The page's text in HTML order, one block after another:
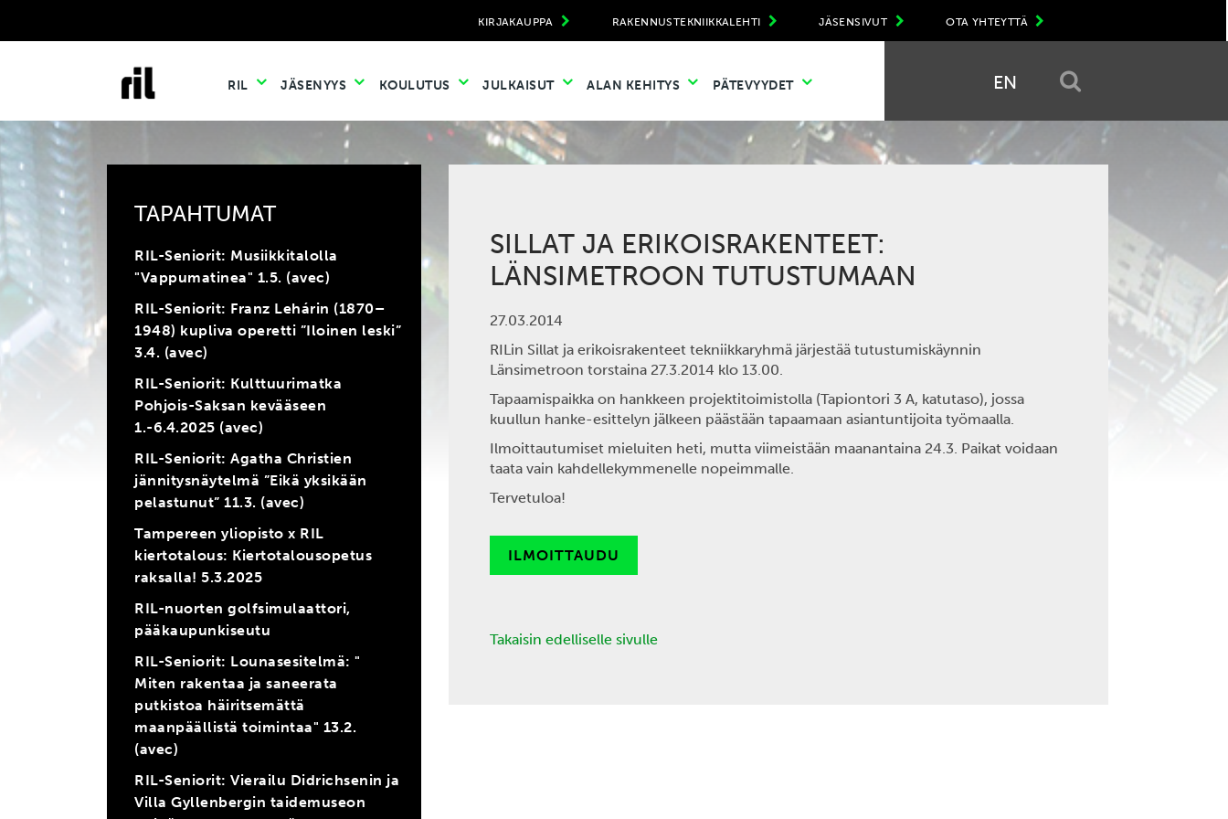
OTA YHTEYTTÄ
JÄSENSIVUT
RAKENNUSTEKNIIKKALEHTI
KIRJAKAUPPA
RIL JÄSENYYS KOULUTUS JULKAISUT ALAN KEHITYS PÄTEVYYDET EN
TAPAHTUMAT
RIL-Seniorit: Musiikkitalolla
"Vappumatinea" 1.5. (avec)
RIL-Seniorit: Franz Lehárin (1870–
1948) kupliva operetti ”Iloinen leski”
3.4. (avec)
RIL-Seniorit: Kulttuurimatka
Pohjois-Saksan kevääseen
1.-6.4.2025 (avec)
RIL-Seniorit: Agatha Christien
jännitysnäytelmä ”Eikä yksikään
pelastunut” 11.3. (avec)
Tampereen yliopisto x RIL
kiertotalous: Kiertotalousopetus
raksalla! 5.3.2025
RIL-nuorten golfsimulaattori,
pääkaupunkiseutu
RIL-Seniorit: Lounasesitelmä: "
Miten rakentaa ja saneerata
putkistoa häiritsemättä
maanpäällistä toimintaa" 13.2.
(avec)
RIL-Seniorit: Vierailu Didrichsenin ja
Villa Gyllenbergin taidemuseon
SILLAT JA ERIKOISRAKENTEET:
LÄNSIMETROON TUTUSTUMAAN
27.03.2014
RILin Sillat ja erikoisrakenteet tekniikkaryhmä järjestää tutustumiskäynnin
Länsimetroon torstaina 27.3.2014 klo 13.00.
Tapaamispaikka on hankkeen projektitoimistolla (Tapiontori 3 A, katutaso), jossa
kuullun hanke-esittelyn jälkeen päästään tapaamaan asiantuntijoita työmaalla.
Ilmoittautumiset mieluiten heti, mutta viimeistään maanantaina 24.3. Paikat voidaan
taata vain kahdellekymmenelle nopeimmalle.
Tervetuloa!
ILMOITTAUDU
Takaisin edelliselle sivulle